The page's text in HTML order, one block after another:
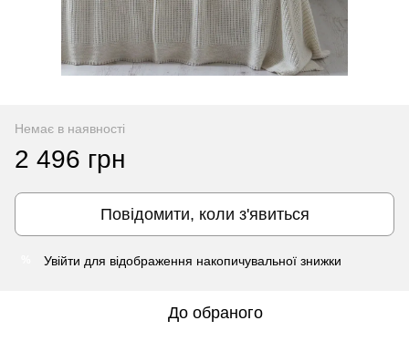
Немає в наявності
2 496 грн
Повідомити, коли з'явиться
Увійти для відображення накопичувальної знижки
До обраного